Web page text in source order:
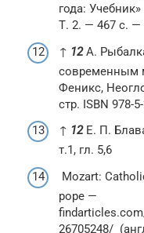
года:
Т. 2. — 467 с. —
↑ 12А.
современным
Феникс,
стр. ISBN 978-
↑ 12Е. П.
т.1, гл. 5,6
Mozart:
pope —
26705248/